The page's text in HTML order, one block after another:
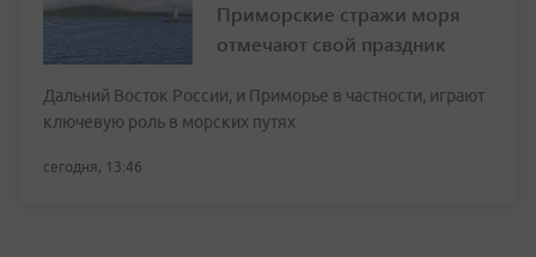
Приморские стражи моря
отмечают свой праздник
Дальний Восток России, и Приморье в частности, играют
ключевую роль в морских путях
сегодня, 13:46